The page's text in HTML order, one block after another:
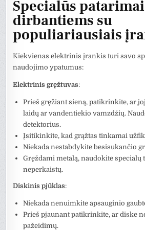
Specialūs patarimai
dirbantiems su
populiariausiais
Kiekvienas elektrinis įrankis turi savo
naudojimo ypatumus:
Elektrinis gręžtuvas:
Prieš gręžiant sieną, patikrinkite, ar
laidų ar vandentiekio vamzdžių.
detektorius.
Įsitikinkite, kad grąžtas tinkamai
Niekada nestabdykite besisukančio
Gręždami metalą, naudokite specialų
neperkaistų.
Diskinis pjūklas:
Niekada nenuimkite apsauginio
Prieš pjaunant patikrinkite, ar diske
pažeidimų.